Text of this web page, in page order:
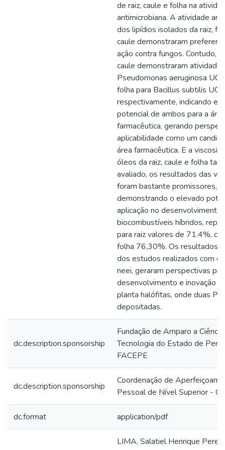
de raiz, caule e folha na
antimicrobiana. A atividade
dos lipídios isolados da raiz,
caule demonstraram
ação contra fungos. Contudo,
caule demonstraram atividade
Pseudomonas aeruginosa
folha para Bacillus subtilis
respectivamente, indicando
potencial de ambos para a área
farmacêutica, gerando
aplicabilidade como um
área farmacêutica. E a
óleos da raiz, caule e folha
avaliado, os resultados das
foram bastante promissores,
demonstrando o elevado
aplicação no desenvolvimento
biocombustíveis híbridos,
para raiz valores de 71.4%,
folha 76,30%. Os resultados
dos estudos realizados com
neei, geraram perspectivas
desenvolvimento e inovação
planta halófitas, onde duas
depositadas.
dc.description.sponsorship
Fundação de Amparo a
Tecnologia do Estado de
FACEPE
dc.description.sponsorship
Coordenação de
Pessoal de Nível Superior -
dc.format application/pdf
LIMA, Salatiel Henrique